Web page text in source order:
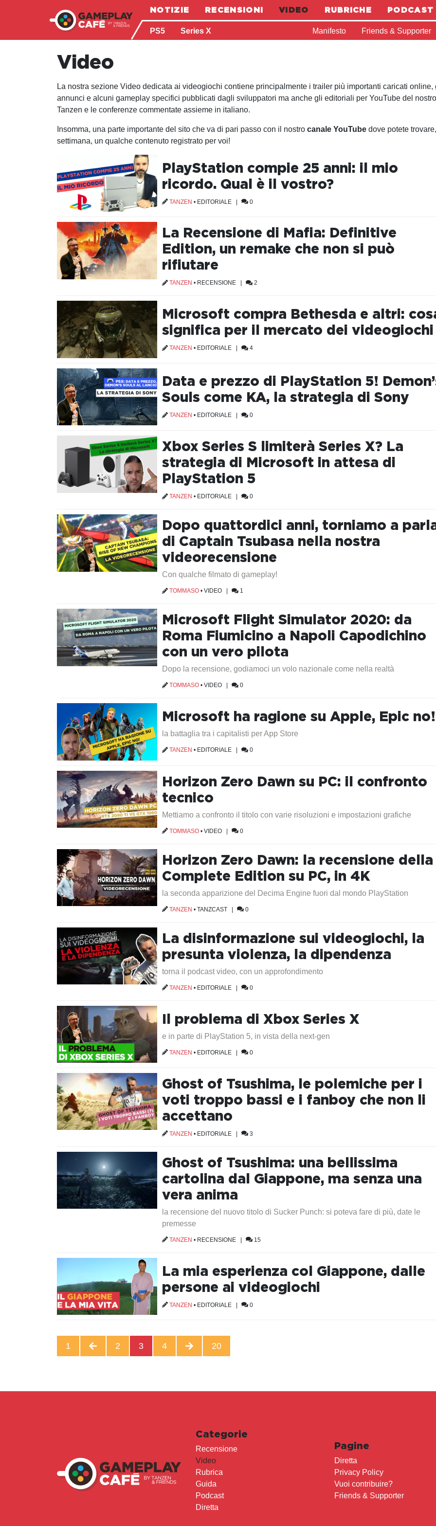
NOTIZIE RECENSIONI VIDEO RUBRICHE PODCAST
PS5 Series X Manifesto Friends & Supporter
Video
La nostra sezione Video dedicata ai videogiochi contiene principalmente i trailer più importanti caricati online,
annunci e alcuni gameplay specifici pubblicati dagli sviluppatori ma anche gli editoriali per YouTube del nostro
Tanzen e le conferenze commentate assieme in italiano.
Insomma, una parte importante del sito che va di pari passo con il nostro canale YouTube dove potete
settimana, un qualche contenuto registrato per voi!
PlayStation compie 25 anni: il mio
ricordo. Qual è il vostro?
TANZEN • EDITORIALE | 0
La Recensione di Mafia: Definitive
Edition, un remake che non si può
rifiutare
TANZEN • RECENSIONE 2
Microsoft compra Bethesda e altri:
significa per il mercato dei videogiochi
TANZEN • EDITORIALE 4
Data e prezzo di PlayStation 5!
Souls come KA, la strategia di Sony
TANZEN • EDITORIALE 0
Xbox Series S limiterà Series X? La
strategia di Microsoft in attesa di
PlayStation 5
TANZEN • EDITORIALE 0
Dopo quattordici anni, torniamo a
di Captain Tsubasa nella nostra
videorecensione
Con qualche filmato di gameplay!
TOMMASO •VIDEO 1
Microsoft Flight Simulator 2020: da
Roma Fiumicino a Napoli Capodichino
con un vero pilota
Dopo la recensione, godiamoci un volo nazionale come nella realtà
TOMMASO •VIDEO 0
Microsoft ha ragione su Apple, Epic no!
la battaglia tra i capitalisti per App Store
TANZEN • EDITORIALE 0
Horizon Zero Dawn su PC: il confronto
tecnico
Mettiamo a confronto il titolo con varie risoluzioni e impostazioni grafiche
TOMMASO •VIDEO | 0
Horizon Zero Dawn: la recensione della
Complete Edition su PC, in 4K
la seconda apparizione del Decima Engine fuori dal mondo PlayStation
TANZEN •TANZCAST | 0
La disinformazione sui videogiochi, la
presunta violenza, la dipendenza
torna il podcast video, con un approfondimento
TANZEN • EDITORIALE | 0
Il problema di Xbox Series X
e in parte di PlayStation 5, in vista della next-gen
TANZEN • EDITORIALE | 0
Ghost of Tsushima, le polemiche per i
voti troppo bassi e i fanboy che non li
accettano
TANZEN • EDITORIALE 3
Ghost of Tsushima: una bellissima
cartolina dal Giappone, ma senza una
vera anima
la recensione del nuovo titolo di Sucker Punch: si poteva fare di più, date le
premesse
TANZEN • RECENSIONE 15
La mia esperienza col Giappone, dalle
persone ai videogiochi
TANZEN • EDITORIALE | 0
1 2 3 4 20
Categorie
Recensione
Video
Rubrica
Guida
Podcast
Diretta
Pagine
Diretta
Privacy Policy
Vuoi contribuire?
Friends & Supporter